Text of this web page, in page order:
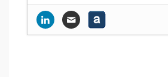
Prévoir le succès du
!- 20 novembre 2016
Pourquoi les labels bio